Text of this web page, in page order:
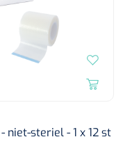
niet-steriel - 1 x 12 st